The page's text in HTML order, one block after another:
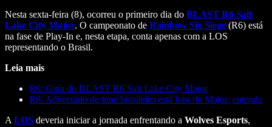
Nesta sexta-feira (8), ocorreu o primeiro dia do BLAST R6 Salt
Lake City Major. O campeonato de Rainbow Six Siege (R6) está
na fase de Play-In e, nesta etapa, conta apenas com a LOS
representando o Brasil.
Leia mais
R6: Guia do BLAST R6 Salt Lake City Major
R6: Adversário de time brasileiro está fora do Major; entenda
A LOS deveria iniciar a jornada enfrentando a Wolves Esports,